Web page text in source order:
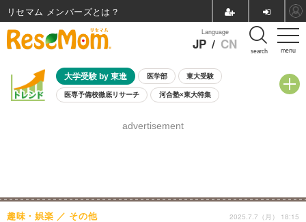
menu
Language
JP / CN search
大学受験 by 東進 医学部 東大受験
医専予備校徹底リサーチ 河合塾×東大特集
8月開催学校説明会・相談会
advertisement
趣味・娯楽 その他 2025.7.7（月） 18:15
リセマム メンバーズ